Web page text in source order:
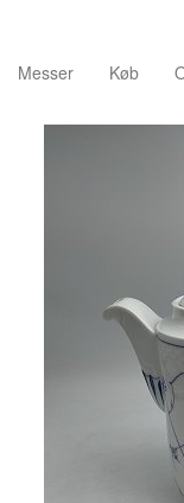
Messer Køb